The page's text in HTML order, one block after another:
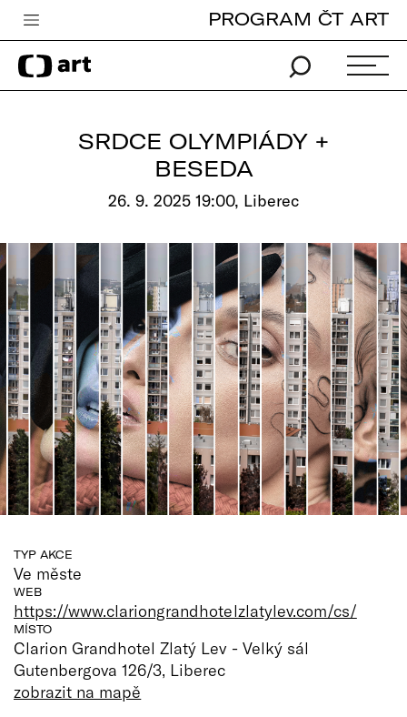
Česká televize
Zpravodajství
Vše o ČT
PROGRAM ČT ART
SRDCE OLYMPIÁDY +
BESEDA
26. 9. 2025 19:00, Liberec
TYP AKCE
Ve měste
WEB
https://www.clariongrandhotelzlatylev.com/cs/
MÍSTO
Clarion Grandhotel Zlatý Lev - Velký sál
Gutenbergova 126/3, Liberec
zobrazit na mapě